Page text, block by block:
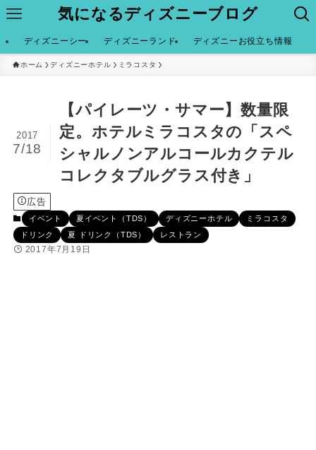
気になるディズニーブログ
ディズニーシー ディズニーランド ディズニーお役立ち情報
ホーム ディズニーホテル ミラコスタ
【パイレーツ・サマー】数量限
定。ホテルミラコスタの「スペ
シャルノンアルコールカクテル
コレクタブルグラス付き」
2017
7/18
広告
イベント 夏イベント（TDS） ディズニーホテル
ミラコスタ
ドリンク
夏 ドリンク（TDS） レストラン
2017年7月19日